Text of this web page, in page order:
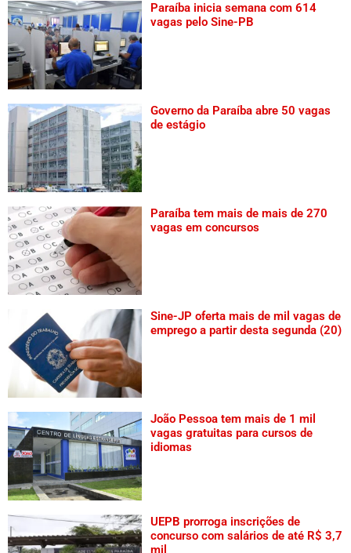
Paraíba inicia semana com 614
vagas pelo Sine-PB
Governo da Paraíba abre 50 vagas
de estágio
Paraíba tem mais de mais de 270
vagas em concursos
Sine-JP oferta mais de mil vagas de
emprego a partir desta segunda (20)
João Pessoa tem mais de 1 mil
vagas gratuitas para cursos de
idiomas
UEPB prorroga inscrições de
concurso com salários de até R$ 3,7
mil